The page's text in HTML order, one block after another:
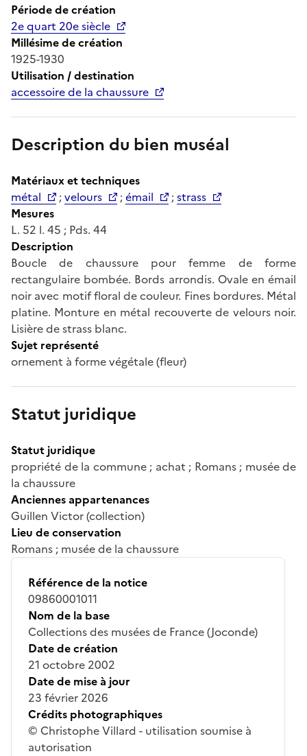
Période de création
2e quart 20e siècle
Millésime de création
1925-1930
Utilisation / destination
accessoire de la chaussure
Description du bien muséal
Matériaux et techniques
métal
;velours ;émail ;strass
Mesures
L. 52 l. 45 ; Pds. 44
Description
Boucle de chaussure pour femme de forme
rectangulaire bombée. Bords arrondis. Ovale en émail
noir avec motif floral de couleur. Fines bordures. Métal
platine. Monture en métal recouverte de velours noir.
Lisière de strass blanc.
Sujet représenté
ornement à forme végétale (fleur)
Statut juridique
Statut juridique
propriété de la commune ; achat ; Romans ; musée de
la chaussure
Anciennes appartenances
Guillen Victor (collection)
Lieu de conservation
Romans ; musée de la chaussure
Référence de la notice
09860001011
Nom de la base
Collections des musées de France (Joconde)
Date de création
21 octobre 2002
Date de mise à jour
23 février 2026
Crédits photographiques
© Christophe Villard - utilisation soumise à
autorisation